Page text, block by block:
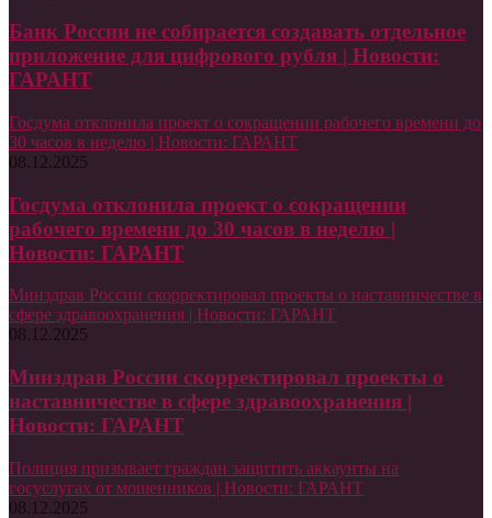
Банк России не собирается создавать отдельное
приложение для цифрового рубля | Новости:
ГАРАНТ
Госдума отклонила проект о сокращении рабочего времени до
30 часов в неделю | Новости: ГАРАНТ
08.12.2025
Госдума отклонила проект о сокращении
рабочего времени до 30 часов в неделю |
Новости: ГАРАНТ
Минздрав России скорректировал проекты о наставничестве в
сфере здравоохранения | Новости: ГАРАНТ
08.12.2025
Минздрав России скорректировал проекты о
наставничестве в сфере здравоохранения |
Новости: ГАРАНТ
Полиция призывает граждан защитить аккаунты на
госуслугах от мошенников | Новости: ГАРАНТ
08.12.2025